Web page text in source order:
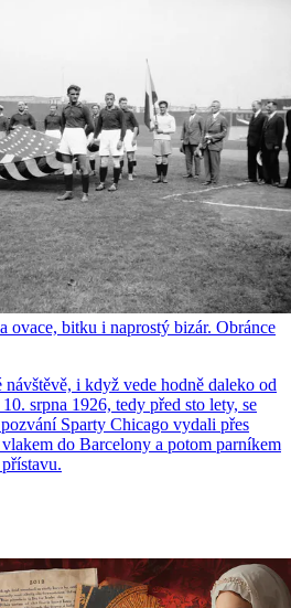
ovace, bitku i naprostý bizár. Obránce
i když vede hodně daleko od
srpna 1926, tedy před sto lety, se
Sparty Chicago vydali přes
do Barcelony a potom parníkem